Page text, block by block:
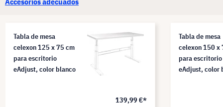
Tabla de mesa
celexon 125 x 75 cm
para escritorio
eAdjust, color blanco
139,99 €*
Tabla de mesa
celexon 150 x
para escritorio
eAdjust, color